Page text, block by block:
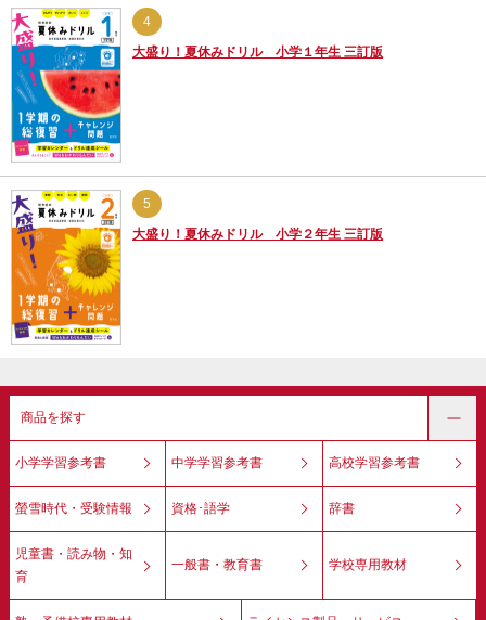
4
大盛り！夏休みドリル 小学１年生 三訂版
5
大盛り！夏休みドリル 小学２年生 三訂版
商品を探す
小学学習参考書 中学学習参考書 高校学習参考書
螢雪時代・受験情報 資格･語学 辞書
児童書・読み物・知
育
一般書・教育書 学校専用教材